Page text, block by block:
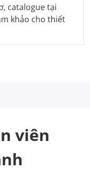
catalogue tại
khảo cho thiết
viên